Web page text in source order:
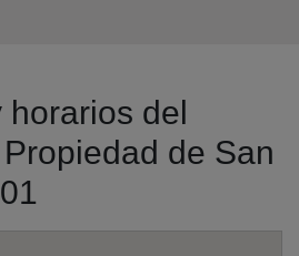
horarios del
de San